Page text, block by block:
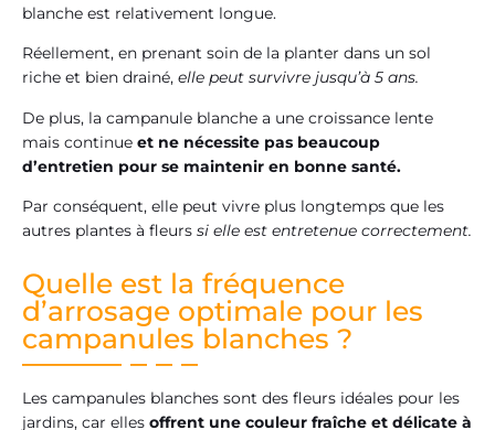
blanche est relativement longue.
Réellement, en prenant soin de la planter dans un sol
riche et bien drainé, elle peut survivre jusqu’à 5 ans.
De plus, la campanule blanche a une croissance lente
mais continue et ne nécessite pas beaucoup
d’entretien pour se maintenir en bonne santé.
Par conséquent, elle peut vivre plus longtemps que les
autres plantes à fleurs si elle est entretenue correctement.
Quelle est la fréquence
d’arrosage optimale pour les
campanules blanches ?
Les campanules blanches sont des fleurs idéales pour les
jardins, car elles offrent une couleur fraîche et délicate à